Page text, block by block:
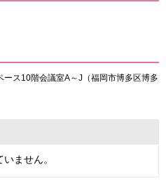
ス10階会議室A～J（福岡市博多区博多
ません。